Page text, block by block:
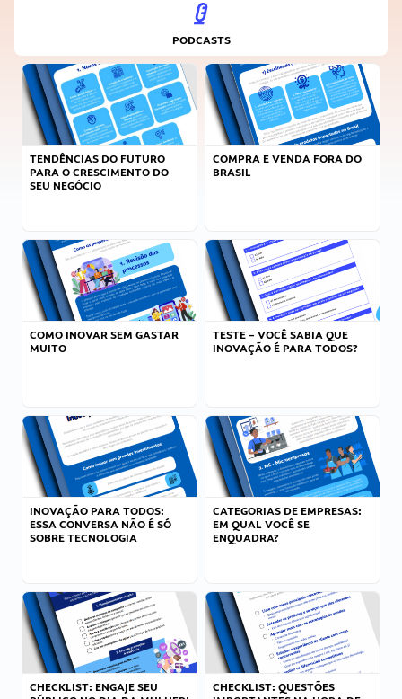
PODCASTS
TENDÊNCIAS DO FUTURO
PARA O CRESCIMENTO DO
SEU NEGÓCIO
COMPRA E VENDA FORA DO
BRASIL
COMO INOVAR SEM GASTAR
MUITO
TESTE – VOCÊ SABIA QUE
INOVAÇÃO É PARA TODOS?
INOVAÇÃO PARA TODOS:
ESSA CONVERSA NÃO É SÓ
SOBRE TECNOLOGIA
CATEGORIAS DE EMPRESAS:
EM QUAL VOCÊ SE
ENQUADRA?
CHECKLIST: ENGAJE SEU
CHECKLIST: QUESTÕES